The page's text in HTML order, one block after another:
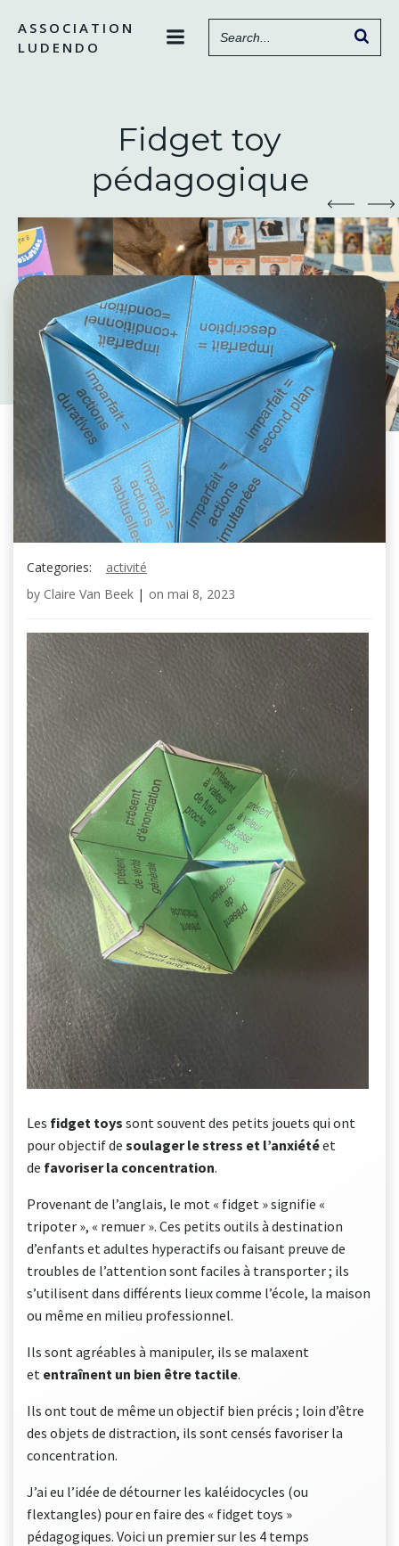
contenu
ASSOCIATION
LUDENDO
Fidget toy
pédagogique
Categories:
activité
by Claire Van Beek | on mai 8, 2023
Les fidget toys sont souvent des petits jouets qui ont
pour objectif de soulager le stress et l’anxiétéet
de favoriser la concentration.
Provenant de l’anglais, le mot « fidget » signifie «
tripoter », « remuer ». Ces petits outils à destination
d’enfants et adultes hyperactifs ou faisant preuve de
troubles de l’attention sont faciles à transporter ; ils
s’utilisent dans différents lieux comme l’école, la maison
ou même en milieu professionnel.
Ils sont agréables à manipuler, ils se malaxent
et entraînent un bien être tactile.
Ils ont tout de même un objectif bien précis ; loin d’être
des objets de distraction, ils sont censés favoriser la
concentration.
J’ai eu l’idée de détourner les kaléidocycles (ou
flextangles) pour en faire des « fidget toys »
pédagogiques. Voici un premier sur les 4 temps